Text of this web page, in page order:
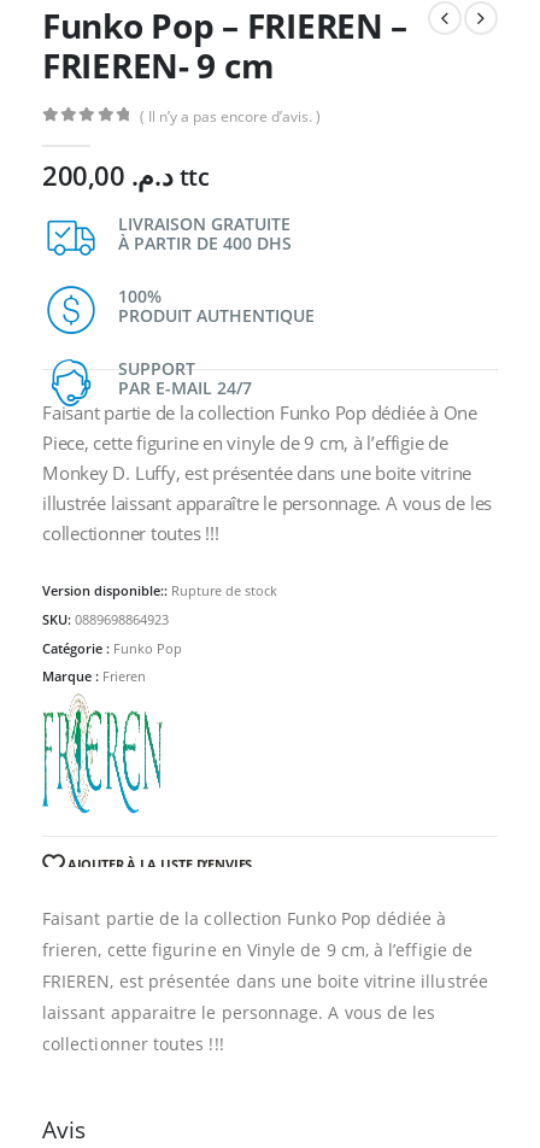
Funko Pop – FRIEREN –
FRIEREN- 9 cm
( Il n’y a pas encore d’avis. )
د.م. ttc
LIVRAISON GRATUITE
À PARTIR DE 400 DHS
100%
PRODUIT AUTHENTIQUE
SUPPORT
PAR E-MAIL 24/7
Faisant partie de la collection Funko Pop dédiée à One
Piece, cette figurine en vinyle de 9 cm, à l’effigie de
Monkey D. Luffy, est présentée dans une boite vitrine
illustrée laissant apparaître le personnage. A vous de les
collectionner toutes !!!
Version disponible:: Rupture de stock
SKU: 0889698864923
Catégorie : Funko Pop
Marque : Frieren
AJOUTER À LA LISTE D’ENVIES
Faisant partie de la collection Funko Pop dédiée à
frieren, cette figurine en Vinyle de 9 cm, à l’effigie de
FRIEREN, est présentée dans une boite vitrine illustrée
laissant apparaitre le personnage. A vous de les
collectionner toutes !!!
Avis